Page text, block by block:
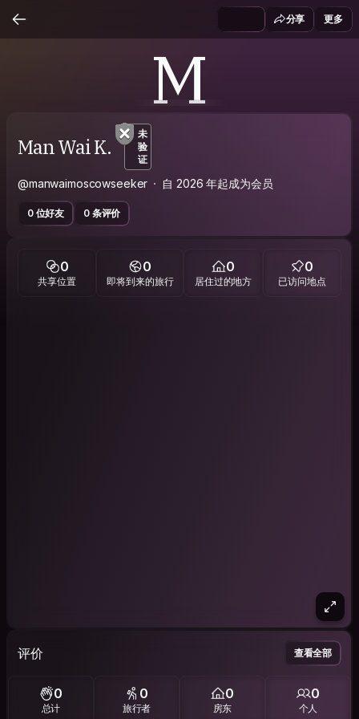
分享 更多
M
Man Wai K.
未
验
证
@manwaimoscowseeker 自 2026 年起成为会员
0 位好友 0 条评价
0
共享位置
0
即将到来的旅行
0
居住过的地方
0
已访问地点
评价 查看全部
0
总计
0
旅行者
0
房东
0
个人